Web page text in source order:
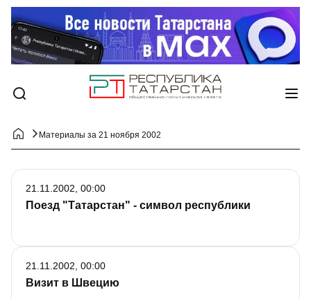
Материалы за 21 ноября 2002
Поезд "Татарстан" - символ республики
21.11.2002, 00:00
Визит в Швецию
21.11.2002, 00:00